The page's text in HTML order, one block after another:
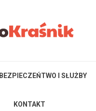
BEZPIECZEŃTWO I SŁUŻBY
KONTAKT